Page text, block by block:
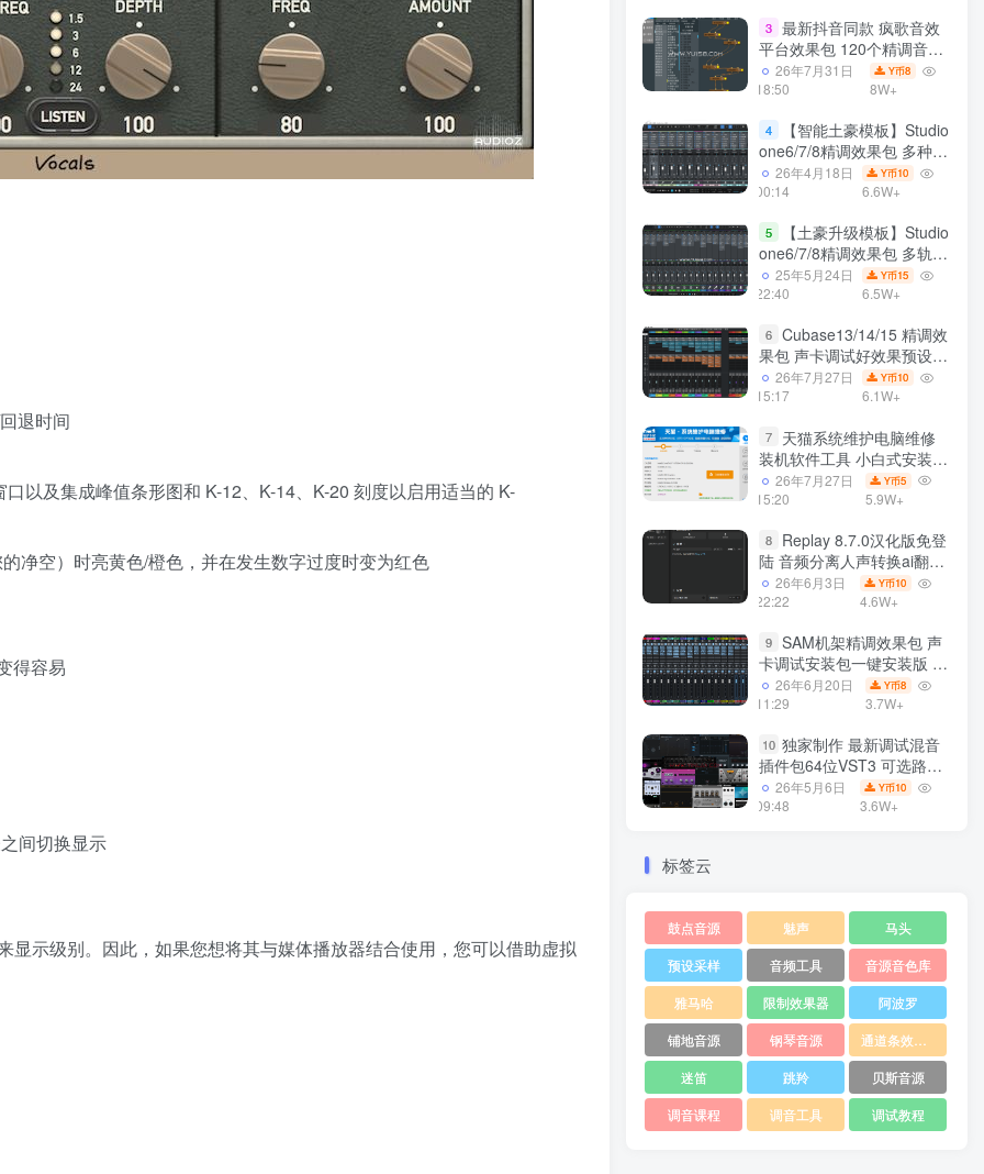
退时间
以及集成峰值条形图和 K-12、K-14、K-20 刻度以启用适当的 K-
净空）时亮黄色/橙色，并在发生数字过度时变为红色
得容易
间切换显示
示级别。因此，如果您想将其与媒体播放器结合使用，您可以借助虚拟
3 最新抖音同款 疯歌音效
平台效果包 120个精调音效
包+软件自带170个音效
+600个插件 带安装教程全
26年7月31日
18:50
Y币8
8W+
4
【智能土豪模板】Studio
one6/7/8精调效果包 多种效
果模式可选 声卡调试好预设
模板 带插件全套文件
26年4月18日
00:14
Y币10
6.6W+
5
【土豪升级模板】Studio
one6/7/8精调效果包 多轨道
效果模式可选 声卡调试好预
设模板 带插件全套文件
25年5月24日
22:40
Y币15
6.5W+
6 Cubase13/14/15 精调效
果包 声卡调试好效果预设工
程模板 带插件全套文件
26年7月27日
15:17
Y币10
6.1W+
7
天猫系统维护电脑维修
装机软件工具 小白式安装
完全一键安装系统 电脑系统
装机软件 一键重装系统
26年7月27日
15:20
Y币5
5.9W+
8
Replay 8.7.0汉化版免登
陆 音频分离人声转换ai翻唱
支持50系显卡 一键安装
WiN
26年6月3日
22:22
Y币10
4.6W+
9 SAM机架精调效果包 声
卡调试安装包一键安装版 带
插件包预设效果文件
26年6月20日
11:29
Y币8
3.7W+
10 独家制作 最新调试混音
插件包64位VST3 可选路径
一键安装550个效果器合集
v3.0 WiN 支持定制
26年5月6日
09:48
Y币10
3.6W+
标签云
鼓点音源 魅声
马头
预设采样
音频工具
音源音色库
雅马哈
限制效果器
阿波罗
铺地音源
钢琴音源
通道条效果器
迷笛
跳羚
贝斯音源
调音课程
调音工具 调试教程